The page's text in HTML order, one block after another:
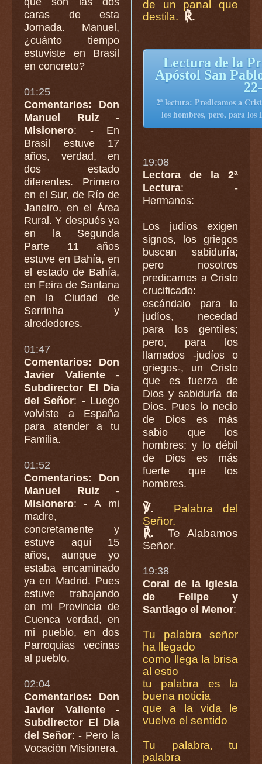
caras de esta
Jornada. Manuel,
¿cuánto tiempo
estuviste en Brasil
en concreto?
01:25
Comentarios: Don
Manuel Ruiz -
Misionero: - En
Brasil estuve 17
años, verdad, en
dos estado
diferentes. Primero
en el Sur, de Río de
Janeiro, en el Área
Rural. Y después ya
en la Segunda
Parte 11 años
estuve en Bahía, en
el estado de Bahía,
en Feira de Santana
en la Ciudad de
Serrinha y
alrededores.
01:47
Comentarios: Don
Javier Valiente -
Subdirector El Dia
del Señor: - Luego
volviste a España
para atender a tu
Familia.
01:52
Comentarios: Don
Manuel Ruiz -
Misionero: - A mi
madre,
concretamente y
estuve aquí 15
años, aunque yo
estaba encaminado
ya en Madrid. Pues
estuve trabajando
en mi Provincia de
Cuenca verdad, en
mi pueblo, en dos
Parroquias vecinas
al pueblo.
02:04
Comentarios: Don
Javier Valiente -
Subdirector El Dia
del Señor: - Pero la
Vocación Misionera.
de un panal que
destila.
℟.
Lectura de la
Apóstol San
2ª lectura: Predicamos a
los hombres, pero, para los
19:08
Lectora de la 2ª
Lectura: -
Hermanos:
Los judíos exigen
signos, los griegos
buscan sabiduría;
pero nosotros
predicamos a Cristo
crucificado:
escándalo para lo
judíos, necedad
para los gentiles;
pero, para los
llamados -judíos o
griegos-, un Cristo
que es fuerza de
Dios y sabiduría de
Dios. Pues lo necio
de Dios es más
sabio que los
hombres; y lo débil
de Dios es más
fuerte que los
hombres.
℣.
Palabra del
Señor.
℟.
Te Alabamos
Señor.
19:38
Coral de la Iglesia
de Felipe y
Santiago el Menor:
Tu palabra señor
ha llegado
como llega la brisa
al estio
tu palabra es la
buena noticia
que a la vida le
vuelve el sentido
Tu palabra, tu
palabra